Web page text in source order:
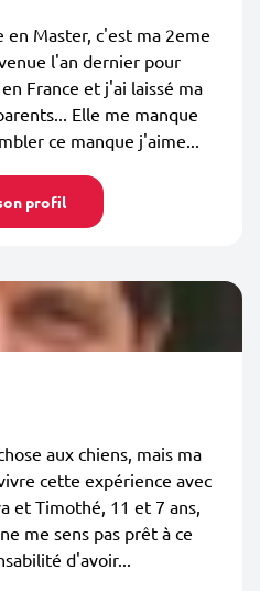
en Master, c'est ma 2eme
l'an dernier pour
France et j'ai laissé ma
Elle me manque
ce manque j'aime...
profil
aux chiens, mais ma
cette expérience avec
et Timothé, 11 et 7 ans,
me sens pas prêt à ce
d'avoir...